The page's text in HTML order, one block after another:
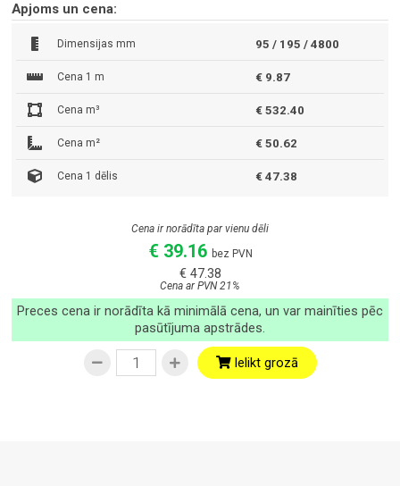
Apjoms un cena:
Dimensijas mm 95 / 195 / 4800
Cena 1 m € 9.87
Cena m³ € 532.40
Cena m² € 50.62
Cena 1 dēlis € 47.38
Cena ir norādīta par vienu dēli
€ 39.16 bez PVN
€ 47.38
Cena ar PVN 21%
Preces cena ir norādīta kā minimālā cena, un var mainīties pēc
pasūtījuma apstrādes.
Ielikt grozā